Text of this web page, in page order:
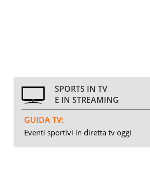
SPORTS IN TV
E IN STREAMING
GUIDA TV:
Eventi sportivi in diretta tv oggi